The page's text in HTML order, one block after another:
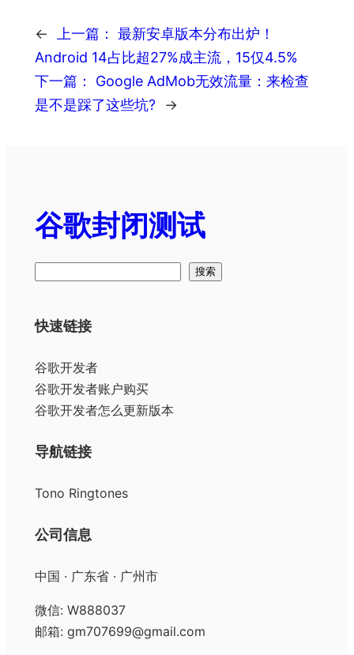
← 上一篇：
最新安卓版本分布出炉！
Android 14占比超27%成主流，15仅4.5%
下一篇：
Google AdMob无效流量：来检查
是不是踩了这些坑?
→
谷歌封闭测试
搜索
快速链接
谷歌开发者
谷歌开发者账户购买
谷歌开发者怎么更新版本
导航链接
Tono Ringtones
公司信息
中国 · 广东省 · 广州市
微信: W888037
邮箱: gm707699@gmail.com